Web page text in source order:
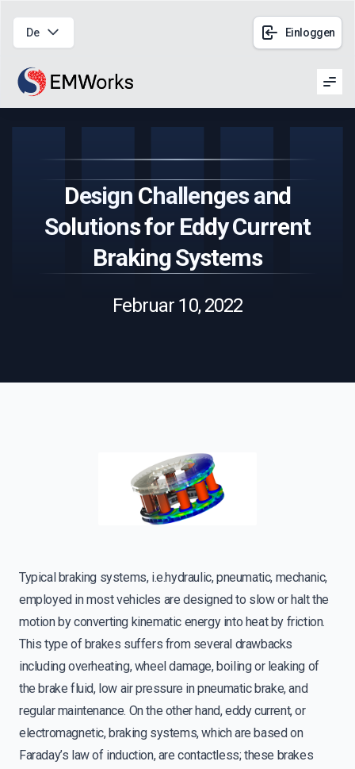
De Einloggen
Design Challenges and
Solutions for Eddy Current
Braking Systems
Februar 10, 2022
Typical braking systems, i.e.hydraulic, pneumatic, mechanic,
employed in most vehicles are designed to slow or halt the
motion by converting kinematic energy into heat by friction.
This type of brakes suffers from several drawbacks
including overheating, wheel damage, boiling or leaking of
the brake fluid, low air pressure in pneumatic brake, and
regular maintenance. On the other hand, eddy current, or
electromagnetic, braking systems, which are based on
Faraday’s law of induction, are contactless; these brakes